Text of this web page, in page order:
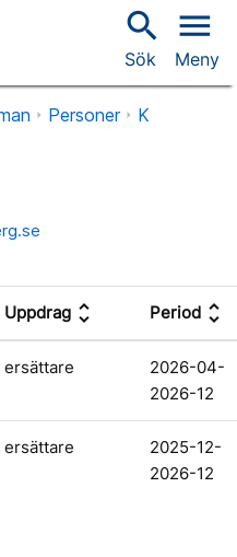
search
Sök
menu
Meny
Personer K
Uppdrag unfold_more Period unfold_more
ersättare
2026-04-
2026-12
ersättare
2025-12-
2026-12